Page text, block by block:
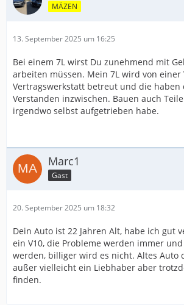
MÄZEN
13. September 2025 um 16:25
Bei einem 7L wirst Du zunehmend mit
arbeiten müssen. Mein 7L wird von einer
Vertragswerkstatt betreut und die haben
Verstanden inzwischen. Bauen auch
irgendwo selbst aufgetrieben habe.
Marc1
Gast
20. September 2025 um 18:32
Dein Auto ist 22 Jahren Alt, habe ich gut
ein V10, die Probleme werden immer
werden, billiger wird es nicht. Altes Auto
außer vielleicht ein Liebhaber aber
finden.